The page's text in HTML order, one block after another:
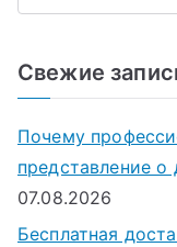
Свежие
Почему
представление
07.08.2026
Бесплатная